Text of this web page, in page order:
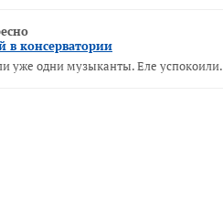
в консерватории
уже одни музыканты. Еле успокоили.